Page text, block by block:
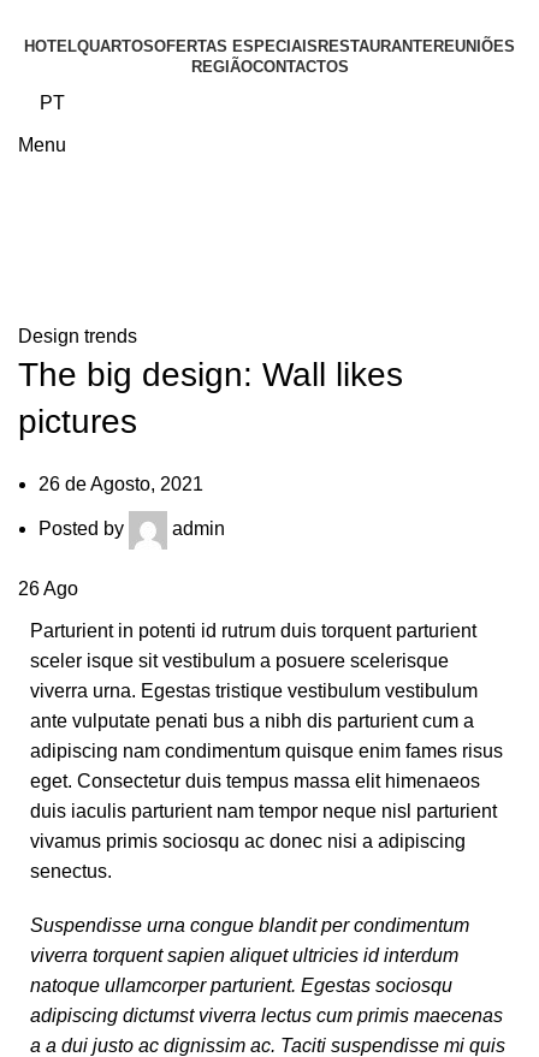
HOTELQUARTOSOFERTAS ESPECIAIS RESTAURANTEREUNIÕES
REGIÃOCONTACTOS
PT
Menu
Design trends
The big design: Wall likes
pictures
26 de Agosto, 2021
Posted by admin
26Ago
Parturient in potenti id rutrum duis torquent parturient
sceler isque sit vestibulum a posuere scelerisque
viverra urna. Egestas tristique vestibulum vestibulum
ante vulputate penati bus a nibh dis parturient cum a
adipiscing nam condimentum quisque enim fames risus
eget. Consectetur duis tempus massa elit himenaeos
duis iaculis parturient nam tempor neque nisl parturient
vivamus primis sociosqu ac donec nisi a adipiscing
senectus.
Suspendisse urna congue blandit per condimentum
viverra torquent sapien aliquet ultricies id interdum
natoque ullamcorper parturient. Egestas sociosqu
adipiscing dictumst viverra lectus cum primis maecenas
a a dui justo ac dignissim ac. Taciti suspendisse mi quis